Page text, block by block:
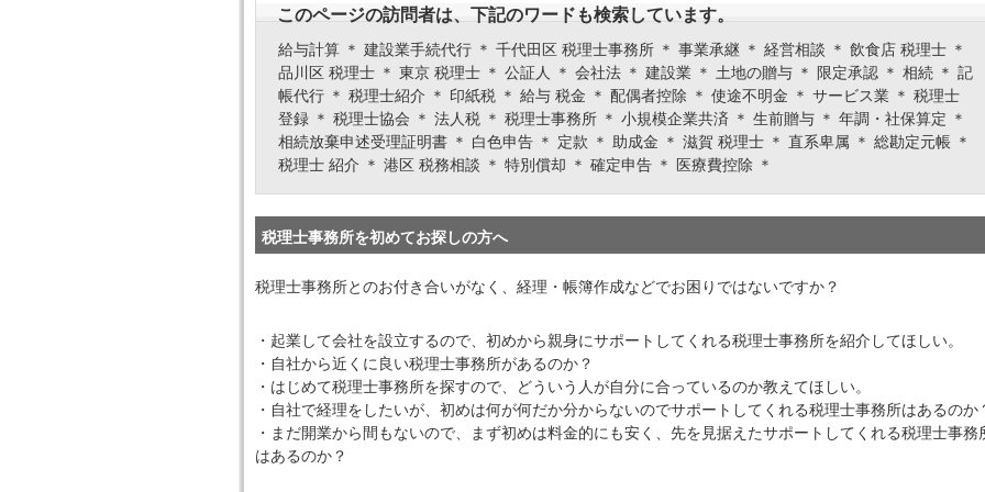
このページの訪問者は、下記のワードも検索しています。
給与計算 ＊ 建設業手続代行 ＊ 千代田区 税理士事務所 ＊ 事業承継 ＊ 経営相談 ＊ 飲食店 税理士 ＊
品川区 税理士 ＊ 東京 税理士 ＊ 公証人 ＊ 会社法 ＊ 建設業 ＊ 土地の贈与 ＊ 限定承認 ＊ 相続 ＊ 記
帳代行 ＊ 税理士紹介 ＊ 印紙税 ＊ 給与 税金 ＊ 配偶者控除 ＊ 使途不明金 ＊ サービス業 ＊ 税理士
登録 ＊ 税理士協会 ＊ 法人税 ＊ 税理士事務所 ＊ 小規模企業共済 ＊ 生前贈与 ＊ 年調・社保算定 ＊
相続放棄申述受理証明書 ＊ 白色申告 ＊ 定款 ＊ 助成金 ＊ 滋賀 税理士 ＊ 直系卑属 ＊ 総勘定元帳 ＊
税理士 紹介 ＊ 港区 税務相談 ＊ 特別償却 ＊ 確定申告 ＊ 医療費控除 ＊
税理士事務所を初めてお探しの方へ
税理士事務所とのお付き合いがなく、経理・帳簿作成などでお困りではないですか？
・起業して会社を設立するので、初めから親身にサポートしてくれる税理士事務所を紹介してほしい。
・自社から近くに良い税理士事務所があるのか？
・はじめて税理士事務所を探すので、どういう人が自分に合っているのか教えてほしい。
・自社で経理をしたいが、初めは何が何だか分からないのでサポートしてくれる税理士事務所はあるのか
・まだ開業から間もないので、まず初めは料金的にも安く、先を見据えたサポートしてくれる税理士事務
はあるのか？